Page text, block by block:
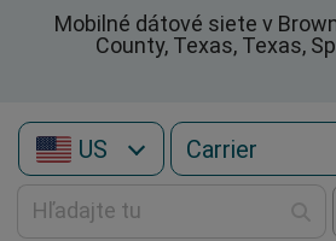
Mobilné dátové siete v
County, Texas, Texas,
US